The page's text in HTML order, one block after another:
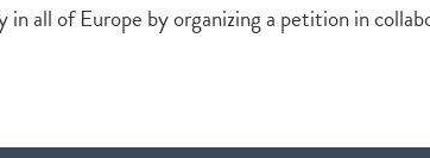
in all of Europe by organizing a petition in